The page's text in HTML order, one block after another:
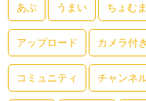
あぶ うまい ちょむ
アップロード カメラ付
コミュニティ チャンネ